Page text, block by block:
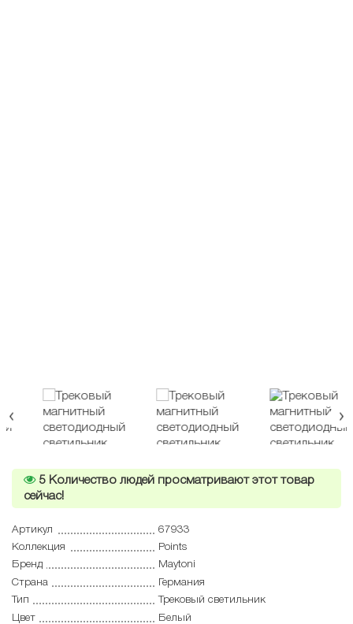
5 Количество людей просматривают этот товар
сейчас!
Артикул
67933
Коллекция
Points
Бренд
Maytoni
Страна
Германия
Тип
Трековый светильник
Цвет
Белый